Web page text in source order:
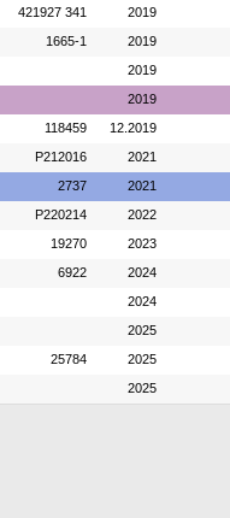
421927 341 2019
1665-1 2019
2019
2019
118459 12.2019
P212016 2021
2737 2021
P220214 2022
19270 2023
6922 2024
2024
2025
25784 2025
2025